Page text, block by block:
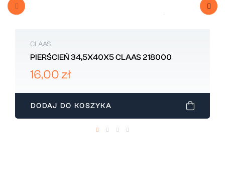
CLAAS
PIERŚCIEŃ 34,5X40X5 CLAAS 218000
16,00 zł
DODAJ DO KOSZYKA